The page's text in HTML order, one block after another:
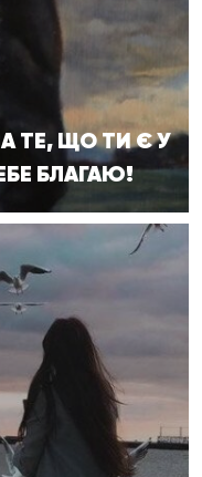
ТЕ, ЩО ТИ Є У
БЛАГАЮ!